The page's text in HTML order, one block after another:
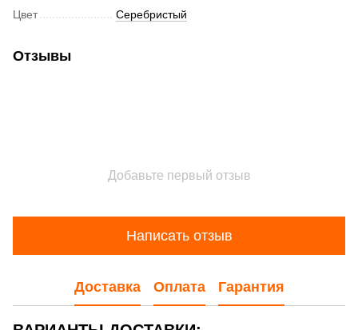
Цвет Серебристый
Отзывы
Добавьте первый отзыв
Написать отзыв
Доставка Оплата Гарантия